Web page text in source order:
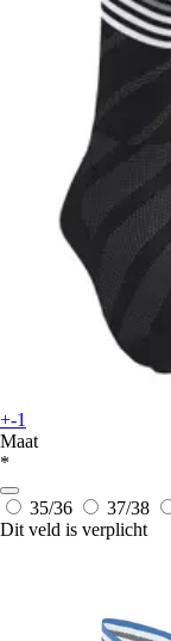
+-1
Maat
*
35/36 37/38
Dit veld is verplicht